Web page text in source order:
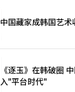
中国藏家成韩国艺
《逐玉》在韩破圈
入"平台时代"